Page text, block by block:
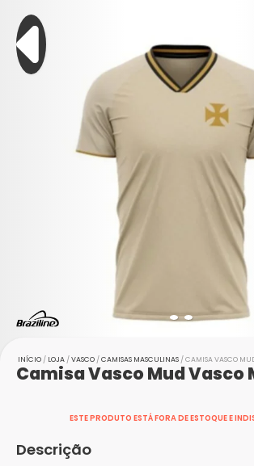
INÍCIO / LOJA /VASCO /CAMISAS MASCULINAS / CAMISA VASCO
Camisa Vasco Mud Vasco
ESTE PRODUTO ESTÁ FORA DE ESTOQUE E
Descrição